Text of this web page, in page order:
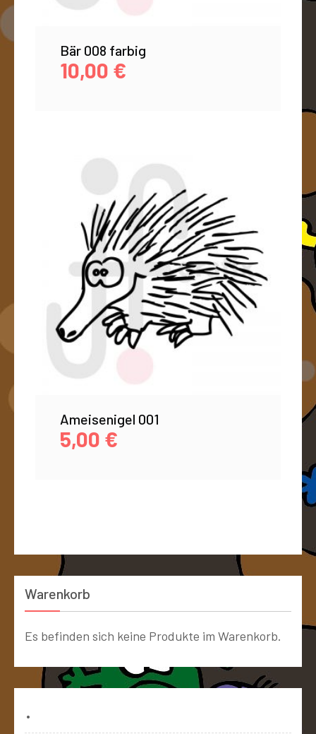
Bär 008 farbig
10,00 €
Ameisenigel 001
5,00 €
Warenkorb
Es befinden sich keine Produkte im Warenkorb.